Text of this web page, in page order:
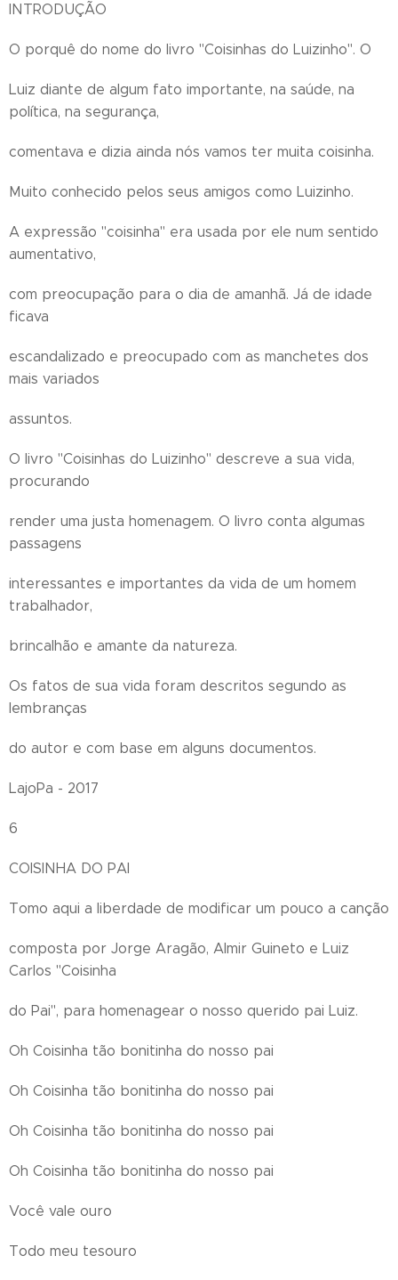
INTRODUÇÃO
O porquê do nome do livro "Coisinhas do Luizinho". O
Luiz diante de algum fato importante, na saúde, na
política, na segurança,
comentava e dizia ainda nós vamos ter muita coisinha.
Muito conhecido pelos seus amigos como Luizinho.
A expressão "coisinha" era usada por ele num sentido
aumentativo,
com preocupação para o dia de amanhã. Já de idade
ficava
escandalizado e preocupado com as manchetes dos
mais variados
assuntos.
O livro "Coisinhas do Luizinho" descreve a sua vida,
procurando
render uma justa homenagem. O livro conta algumas
passagens
interessantes e importantes da vida de um homem
trabalhador,
brincalhão e amante da natureza.
Os fatos de sua vida foram descritos segundo as
lembranças
do autor e com base em alguns documentos.
LajoPa - 2017
6
COISINHA DO PAI
Tomo aqui a liberdade de modificar um pouco a canção
composta por Jorge Aragão, Almir Guineto e Luiz
Carlos "Coisinha
do Pai", para homenagear o nosso querido pai Luiz.
Oh Coisinha tão bonitinha do nosso pai
Oh Coisinha tão bonitinha do nosso pai
Oh Coisinha tão bonitinha do nosso pai
Oh Coisinha tão bonitinha do nosso pai
Você vale ouro
Todo meu tesouro